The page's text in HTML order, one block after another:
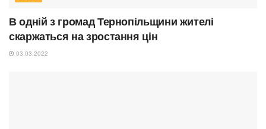
В одній з громад Тернопільщини жителі
скаржаться на зростання цін
03.03.2022